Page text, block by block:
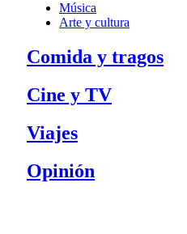
Música
Arte y cultura
Comida y tragos
Cine y TV
Viajes
Opinión